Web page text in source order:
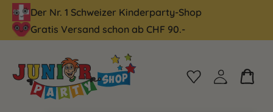
springen
Der Nr. 1 Schweizer Kinderparty-Shop
Gratis Versand schon ab CHF 90.-